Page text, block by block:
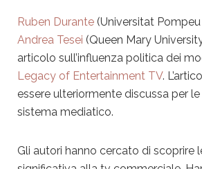
Ruben Durante (Universitat Pompeu
Andrea Tesei (Queen Mary
articolo sull’influenza politica dei
Legacy of Entertainment TV.
essere ulteriormente discussa per
sistema mediatico.
Gli autori hanno cercato di scoprire